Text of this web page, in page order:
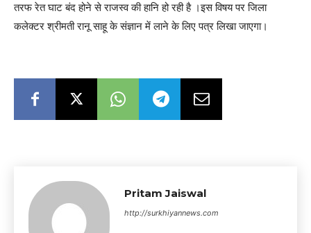
तरफ रेत घाट बंद होने से राजस्व की हानि हो रही है ।इस विषय पर जिला
कलेक्टर श्रीमती रानू साहू के संज्ञान में लाने के लिए पत्र लिखा जाएगा।
Pritam Jaiswal
http://surkhiyannews.com